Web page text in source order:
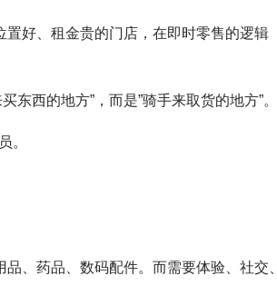
置好、租金贵的门店，在即时零售的逻辑
西的地方”，而是”骑手来取货的地方”。
。
、药品、数码配件。而需要体验、社交